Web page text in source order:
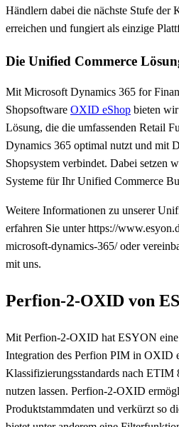
Händlern dabei die nächste Stufe der
erreichen und fungiert als einzige
Die Unified Commerce
Mit Microsoft Dynamics 365 for
Shopsoftware OXID eShop bieten
Lösung, die die umfassenden Retail
Dynamics 365 optimal nutzt und mit
Shopsystem verbindet. Dabei setzen
Systeme für Ihr Unified Commerce
Weitere Informationen zu unserer
erfahren Sie unter https://
microsoft-dynamics-365/ oder
mit uns.
Perfion-2-OXID von
Mit Perfion-2-OXID hat ESYON eine
Integration des Perfion PIM in OXID
Klassifizierungsstandards nach
nutzen lassen. Perfion-2-OXID
Produktstammdaten und verkürzt so